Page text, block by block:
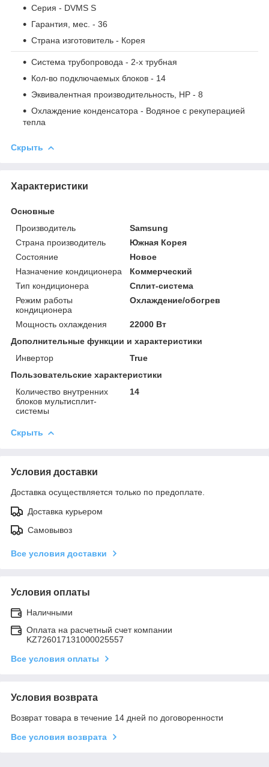
Серия - DVMS S
Гарантия, мес. - 36
Страна изготовитель - Корея
Система трубопровода - 2-х трубная
Кол-во подключаемых блоков - 14
Эквивалентная производительность, HP - 8
Охлаждение конденсатора - Водяное с рекуперацией
тепла
Скрыть
Характеристики
Основные
Производитель
Samsung
Страна производитель
Южная Корея
Состояние
Новое
Назначение кондиционера
Коммерческий
Тип кондиционера
Сплит-система
Режим работы
кондиционера
Охлаждение/обогрев
Мощность охлаждения
22000 Вт
Дополнительные функции и характеристики
Инвертор
True
Пользовательские характеристики
Количество внутренних
блоков мультисплит-
системы
14
Скрыть
Условия доставки
Доставка осуществляется только по предоплате.
Доставка курьером
Самовывоз
Все условия доставки
Условия оплаты
Наличными
Оплата на расчетный счет компании
KZ726017131000025557
Все условия оплаты
Условия возврата
Возврат товара в течение 14 дней по договоренности
Все условия возврата